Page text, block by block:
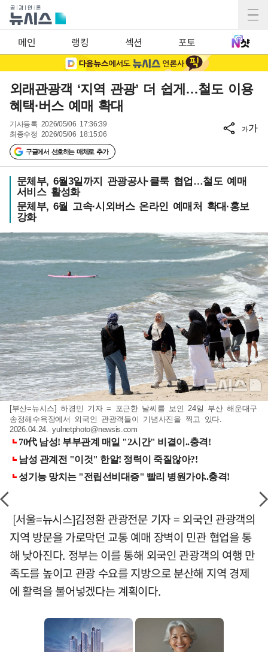
메인 랭킹 섹션 포토
외래관광객 ‘지역 관광’ 더 쉽게…철도 이용
혜택·버스 예매 확대
기사등록 2026/05/06 17:36:39
최종수정 2026/05/06 18:15:06
구글에서 선호하는 매체로 추가
가가
문체부, 6월3일까지 관광공사·클룩 협업…철도 예매
서비스 활성화
문체부, 6월 고속·시외버스 온라인 예매처 확대·홍보
강화
[부산=뉴시스] 하경민 기자 = 포근한 날씨를 보인 24일 부산 해운대구
송정해수욕장에서 외국인 관광객들이 기념사진을 찍고 있다.
2026.04.24.yulnetphoto@newsis.com
[서울=뉴시스]김정환 관광전문 기자 = 외국인 관광객의
지역 방문을 가로막던 교통 예매 장벽이 민관 협업을 통
해 낮아진다. 정부는 이를 통해 외국인 관광객의 여행 만
족도를 높이고 관광 수요를 지방으로 분산해 지역 경제
에 활력을 불어넣겠다는 계획이다.